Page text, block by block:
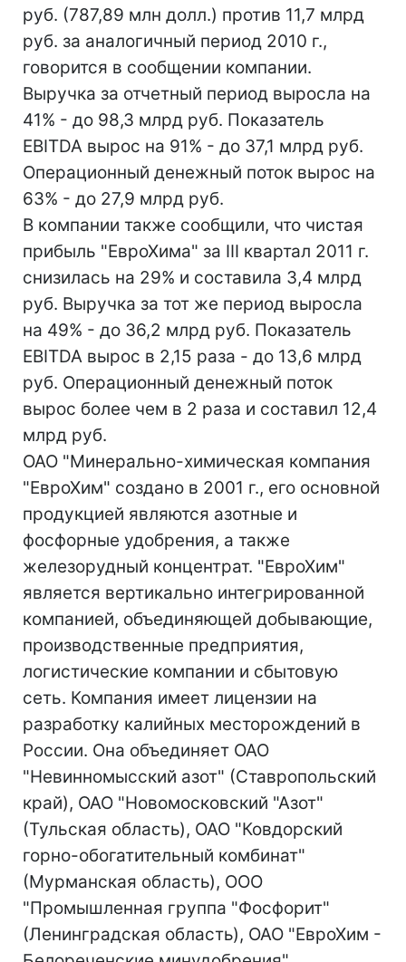
руб. (787,89 млн долл.) против 11,7 млрд
руб. за аналогичный период 2010 г.,
говорится в сообщении компании.
Выручка за отчетный период выросла на
41% - до 98,3 млрд руб. Показатель
EBITDA вырос на 91% - до 37,1 млрд руб.
Операционный денежный поток вырос на
63% - до 27,9 млрд руб.
В компании также сообщили, что чистая
прибыль "ЕвроХима" за III квартал 2011 г.
снизилась на 29% и составила 3,4 млрд
руб. Выручка за тот же период выросла
на 49% - до 36,2 млрд руб. Показатель
EBITDA вырос в 2,15 раза - до 13,6 млрд
руб. Операционный денежный поток
вырос более чем в 2 раза и составил 12,4
млрд руб.
ОАО "Минерально-химическая компания
"ЕвроХим" создано в 2001 г., его основной
продукцией являются азотные и
фосфорные удобрения, а также
железорудный концентрат. "ЕвроХим"
является вертикально интегрированной
компанией, объединяющей добывающие,
производственные предприятия,
логистические компании и сбытовую
сеть. Компания имеет лицензии на
разработку калийных месторождений в
России. Она объединяет ОАО
"Невинномысский азот" (Ставропольский
край), ОАО "Новомосковский "Азот"
(Тульская область), ОАО "Ковдорский
горно-обогатительный комбинат"
(Мурманская область), ООО
"Промышленная группа "Фосфорит"
(Ленинградская область), ОАО "ЕвроХим -